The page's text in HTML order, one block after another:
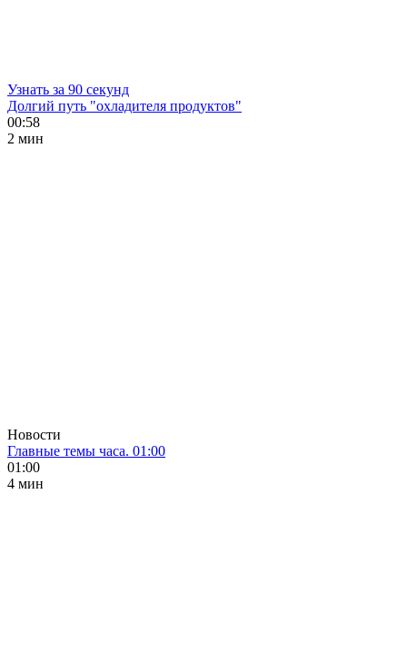
Узнать за 90 секунд
Долгий путь "охладителя продуктов"
00:58
2 мин
Новости
Главные темы часа. 01:00
01:00
4 мин